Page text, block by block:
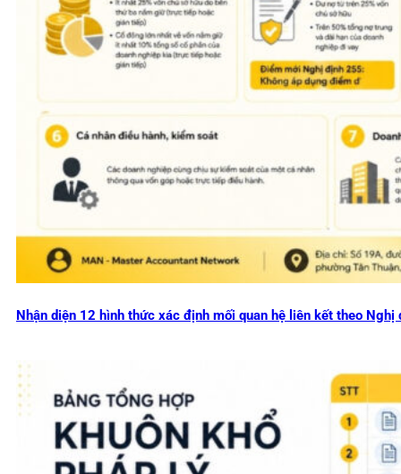
Nhận diện 12 hình thức xác định mối quan hệ liên kết theo